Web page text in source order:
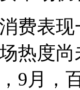
表现
热度
9月，